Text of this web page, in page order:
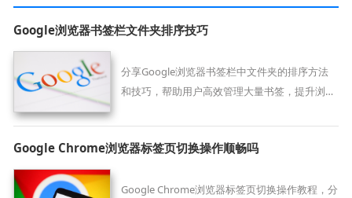
Google浏览器书签栏文件夹排序技巧
分享Google浏览器书签栏中文件夹的排序方法
和技巧，帮助用户高效管理大量书签，提升浏览
Google Chrome浏览器标签页切换操作顺畅吗
Google Chrome浏览器标签页切换操作教程，分